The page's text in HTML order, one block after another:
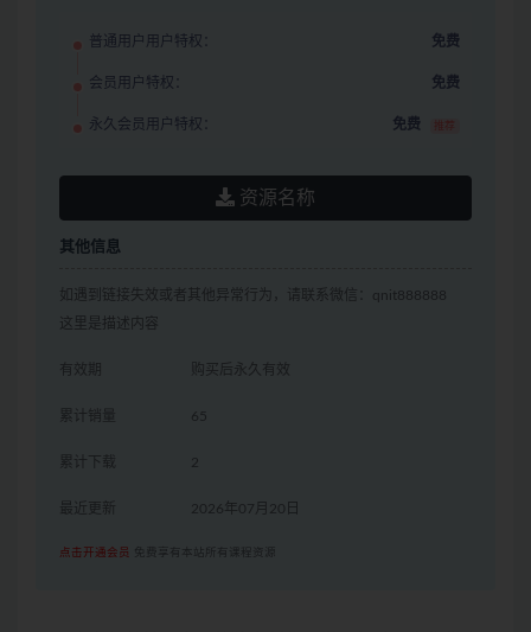
普通用户用户特权： 免费
会员用户特权： 免费
永久会员用户特权： 免费 推荐
资源名称
其他信息
如遇到链接失效或者其他异常行为，请联系微信：qnit888888
这里是描述内容
有效期 购买后永久有效
累计销量 65
累计下载 2
最近更新 2026年07月20日
点击开通会员 免费享有本站所有课程资源